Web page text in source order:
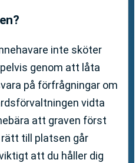
inte sköter
genom att låta
på förfrågningar om
vidta
att graven först
till platsen går
att du håller dig